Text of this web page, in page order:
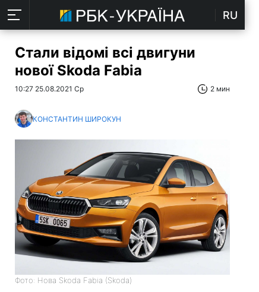
RU
Стали відомі всі двигуни
нової Skoda Fabia
10:27 25.08.2021 Ср 2 мин
КОНСТАНТИН ШИРОКУН
Фото: Нова Skoda Fabia (Skoda)